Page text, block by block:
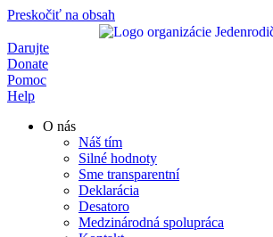
Preskočiť na obsah
Darujte
Donate
Pomoc
Help
O nás
Náš tím
Silné hodnoty
Sme transparentní
Deklarácia
Desatoro
Medzinárodná spolupráca